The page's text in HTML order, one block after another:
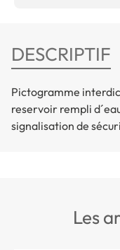
DESCRIPTIF
Pictogramme
reservoir rempli
signalisation de
les